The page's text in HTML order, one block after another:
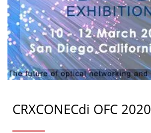
CRXCONECdi OFC 2020